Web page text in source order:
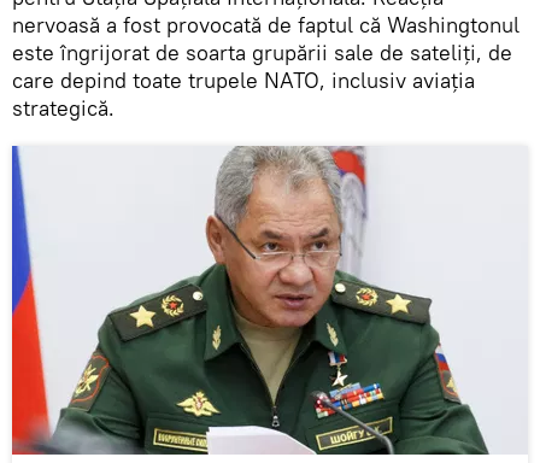
nervoasă a fost provocată de faptul că Washingtonul
este îngrijorat de soarta grupării sale de sateliți, de
care depind toate trupele NATO, inclusiv aviația
strategică.